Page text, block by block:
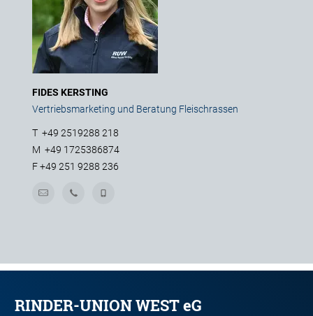
FIDES KERSTING
Vertriebsmarketing und Beratung Fleischrassen
T +49 2519288 218
M +49 1725386874
F+49 251 9288 236
RINDER-UNION WEST eG